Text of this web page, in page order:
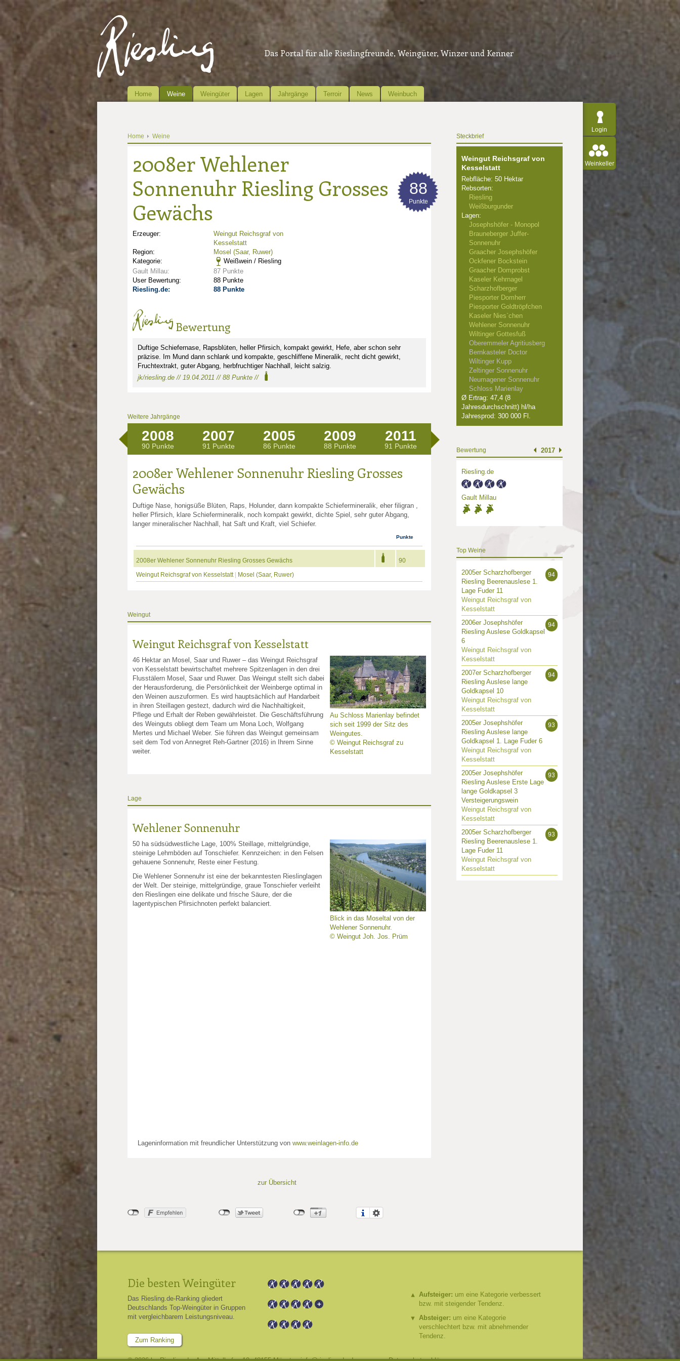
Das Portal für alle Rieslingfreunde, Weingüter, Winzer und Kenner
Home Weine Weingüter Lagen Jahrgänge Terroir News Weinbuch
Login
Weinkeller
Home Weine
2008er Wehlener
Sonnenuhr Riesling Grosses
Gewächs
Erzeuger:
Weingut Reichsgraf von
Kesselstatt
Region:
Mosel (Saar, Ruwer)
Kategorie:
Weißwein / Riesling
Gault Millau:
87 Punkte
User Bewertung:
88 Punkte
Riesling.de:
88 Punkte
88
Punkte
Bewertung
Duftige Schiefernase, Rapsblüten, heller Pfirsich, kompakt gewirkt, Hefe, aber schon sehr
präzise. Im Mund dann schlank und kompakte, geschliffene Mineralik, recht dicht gewirkt,
Fruchtextrakt, guter Abgang, herbfruchtiger Nachhall, leicht salzig.
jk/riesling.de // 19.04.2011 // 88 Punkte //
Weitere Jahrgänge
2008
90 Punkte
2007
91 Punkte
2005
86 Punkte
2009
88 Punkte
2011
91 Punkte
2008er Wehlener Sonnenuhr Riesling Grosses
Gewächs
Duftige Nase, honigsüße Blüten, Raps, Holunder, dann kompakte Schiefermineralik, eher filigran ,
heller Pfirsich, klare Schiefermineralik, noch kompakt gewirkt, dichte Spiel, sehr guter Abgang,
langer mineralischer Nachhall, hat Saft und Kraft, viel Schiefer.
Punkte
2008er Wehlener Sonnenuhr Riesling Grosses Gewächs
90
Weingut Reichsgraf von Kesselstatt| Mosel (Saar, Ruwer)
Weingut
Weingut Reichsgraf von Kesselstatt
Au Schloss Marienlay befindet
sich seit 1999 der Sitz des
Weingutes.
© Weingut Reichsgraf zu
Kesselstatt
46 Hektar an Mosel, Saar und Ruwer – das Weingut Reichsgraf
von Kesselstatt bewirtschaftet mehrere Spitzenlagen in den drei
Flusstälern Mosel, Saar und Ruwer. Das Weingut stellt sich dabei
der Herausforderung, die Persönlichkeit der Weinberge optimal in
den Weinen auszuformen. Es wird hauptsächlich auf Handarbeit
in ihren Steillagen gestezt, dadurch wird die Nachhaltigkeit,
Pflege und Erhalt der Reben gewährleistet. Die Geschäftsführung
des Weinguts obliegt dem Team um Mona Loch, Wolfgang
Mertes und Michael Weber. Sie führen das Weingut gemeinsam
seit dem Tod von Annegret Reh-Gartner (2016) in Ihrem Sinne
weiter.
Lage
Wehlener Sonnenuhr
Blick in das Moseltal von der
Wehlener Sonnenuhr.
© Weingut Joh. Jos. Prüm
50 ha südsüdwestliche Lage, 100% Steillage, mittelgründige,
steinige Lehmböden auf Tonschiefer. Kennzeichen: in den Felsen
gehauene Sonnenuhr, Reste einer Festung.
Die Wehlener Sonnenuhr ist eine der bekanntesten Rieslinglagen
der Welt. Der steinige, mittelgründige, graue Tonschiefer verleiht
den Rieslingen eine delikate und frische Säure, der die
lagentypischen Pfirsichnoten perfekt balanciert.
Lageninformation mit freundlicher Unterstützung von www.weinlagen-info.de
zur Übersicht
Steckbrief
Weingut Reichsgraf von
Kesselstatt
Rebfläche: 50 Hektar
Rebsorten:
Riesling
Weißburgunder
Lagen:
Josephshöfer - Monopol
Brauneberger Juffer-
Sonnenuhr
Graacher Josephshöfer
Ockfener Bockstein
Graacher Domprobst
Kaseler Kehrnagel
Scharzhofberger
Piesporter Domherr
Piesporter Goldtröpfchen
Kaseler Nies`chen
Wehlener Sonnenuhr
Wiltinger Gottesfuß
Oberemmeler Agritiusberg
Bernkasteler Doctor
Wiltinger Kupp
Zeltinger Sonnenuhr
Neumagener Sonnenuhr
Schloss Marienlay
Ø Ertrag: 47,4 (8
Jahresdurchschnitt) hl/ha
Jahresprod: 300 000 Fl.
Bewertung 2017
Riesling.de
Gault Millau
Punkte: 3
Punkte: 3
Top Weine
94
2005er Scharzhofberger
Riesling Beerenauslese 1.
Lage Fuder 11
Weingut Reichsgraf von
Kesselstatt
94
2006er Josephshöfer
Riesling Auslese Goldkapsel
6
Weingut Reichsgraf von
Kesselstatt
94
2007er Scharzhofberger
Riesling Auslese lange
Goldkapsel 10
Weingut Reichsgraf von
Kesselstatt
93
2005er Josephshöfer
Riesling Auslese lange
Goldkapsel 1. Lage Fuder 6
Weingut Reichsgraf von
Kesselstatt
93
2005er Josephshöfer
Riesling Auslese Erste Lage
lange Goldkapsel 3
Versteigerungswein
Weingut Reichsgraf von
Kesselstatt
93
2005er Scharzhofberger
Riesling Beerenauslese 1.
Lage Fuder 11
Weingut Reichsgraf von
Kesselstatt
Die besten Weingüter
Das Riesling.de-Ranking gliedert
Deutschlands Top-Weingüter in Gruppen
mit vergleichbarem Leistungsniveau.
Zum Ranking
Aufsteiger: um eine Kategorie verbessert
bzw. mit steigender Tendenz.
Absteiger: um eine Kategorie
verschlechtert bzw. mit abnehmender
Tendenz.